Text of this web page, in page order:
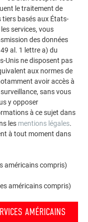
votre maison
protégée !
le traitement de
basés aux États-
services, vous
des données
al. 1 lettre a) du
Unis ne disposent pas
aux normes de
avoir accès à
sans vous
y opposer
à ce sujet dans
les mentions légales.
à tout moment dans
américains compris)
américains compris)
AMÉRICAINS